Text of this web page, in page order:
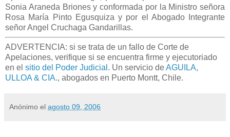
Sonia Araneda Briones y conformada por la Ministro señora
Rosa María Pinto Egusquiza y por el Abogado Integrante
señor Angel Cruchaga Gandarillas.
ADVERTENCIA: si se trata de un fallo de Corte de
Apelaciones, verifique si se encuentra firme y ejecutoriado
en el sitio del Poder Judicial . Un servicio deAGUILA,
ULLOA & CIA., abogados en Puerto Montt, Chile.
Anónimo el agosto 09, 2006